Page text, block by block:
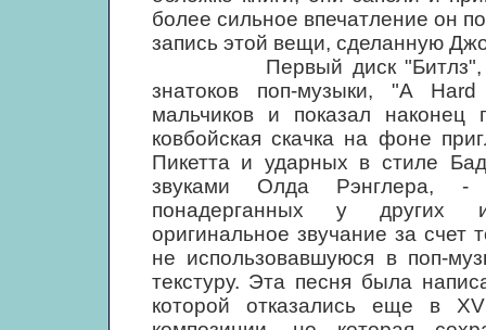
более сильное впечатление он
запись этой вещи, сделанную
Первый диск "Битлз",
знатоков поп-музыки, "A
мальчиков и показал
ковбойская скачка на фоне
Пикетта и ударных в стиле
звуками Олда Рэнглера, -
понадерганных у других
оригинальное звучание за счет
не использовавшуюся в поп-
текстуру. Эта песня была
которой отказались еще в